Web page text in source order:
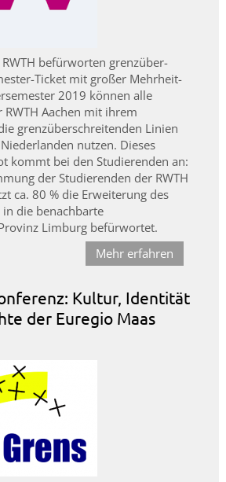
befürworten grenzüber-
Ticket mit großer Mehrheit-
2019 können alle
Aachen mit ihrem
grenzüberschreitenden Linien
nutzen. Dieses
kommt bei den Studierenden an:
der Studierenden der RWTH
ca. 80 % die Erweiterung des
in die benachbarte
Limburg befürwortet.
Mehr erfahren
Kultur, Identität
der Euregio Maas